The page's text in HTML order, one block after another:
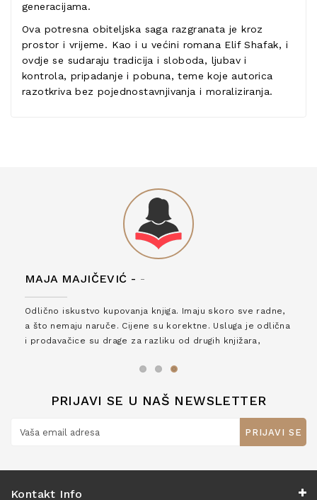
generacijama.
Ova potresna obiteljska saga razgranata je kroz
prostor i vrijeme. Kao i u većini romana Elif Shafak, i
ovdje se sudaraju tradicija i sloboda, ljubav i
kontrola, pripadanje i pobuna, teme koje autorica
razotkriva bez pojednostavnjivanja i moraliziranja.
MAJA MAJIČEVIĆ - -
Odlično iskustvo kupovanja knjiga. Imaju skoro sve radne,
a što nemaju naruče. Cijene su korektne. Usluga je odlična
i prodavačice su drage za razliku od drugih knjižara,
PRIJAVI SE U NAŠ NEWSLETTER
PRIJAVI SE
Kontakt Info